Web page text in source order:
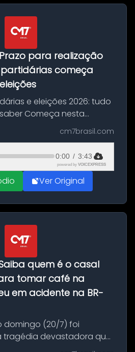
Prazo para realização
começa
e eleições 2026: tudo
Começa nesta
até 5 de agosto o prazo
e federações
suas convençõ...
cm7brasil.com
0:00 / 3:43
powered by VOICEXPRESS
Ver Original
quem é o casal
tomar café na
em acidente na BR-
domingo (20/7) foi
devastadora que
de dois jovens na